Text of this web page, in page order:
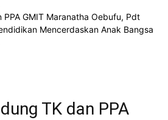
PPA GMIT Maranatha Oebufu, Pdt
Mencerdaskan Anak Bangsa
TK dan PPA